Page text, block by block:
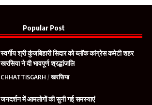
Popular Post
स्वर्गीय श्री कुंजबिहारी सिदार को ब्लॉक कांग्रेस कमेटी शहर
खरसिया ने दी भावपूर्ण श्रद्धांजलि
CHHATTISGARH खरसिया
जनदर्शन में आमलोगों की सुनी गई समस्याएं